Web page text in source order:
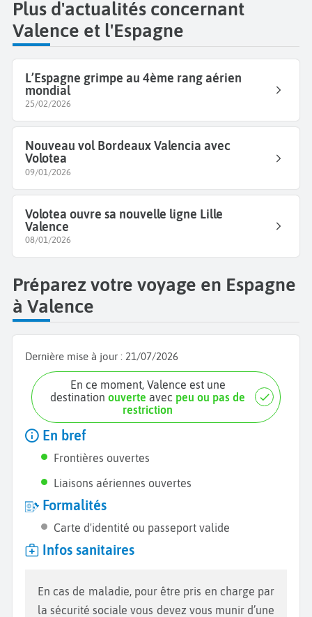
Plus d'actualités concernant
Valence et l'Espagne
L’Espagne grimpe au 4ème rang aérien
mondial
25/02/2026
Nouveau vol Bordeaux Valencia avec
Volotea
09/01/2026
Volotea ouvre sa nouvelle ligne Lille
Valence
08/01/2026
Préparez votre voyage en Espagne
à Valence
Dernière mise à jour : 21/07/2026
En ce moment, Valence est une
destinationouverte avec peu ou pas de
restriction
En bref
Frontières ouvertes
Liaisons aériennes ouvertes
Formalités
Carte d'identité ou passeport valide
Infos sanitaires
En cas de maladie, pour être pris en charge par
la sécurité sociale vous devez vous munir d’une